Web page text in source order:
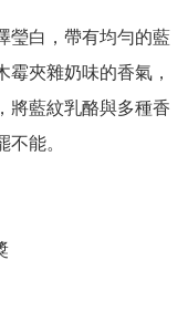
瑩白，帶有均勻的藍
夾雜奶味的香氣，
將藍紋乳酪與多種香
能。